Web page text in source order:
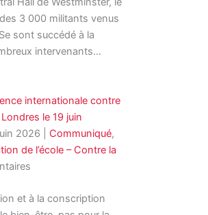
3 000 militants venus
sont succédé à la
intervenants…
internationale contre
le 19 juin
2026 Communiqué,
de l’école – Contre la
et à la conscription